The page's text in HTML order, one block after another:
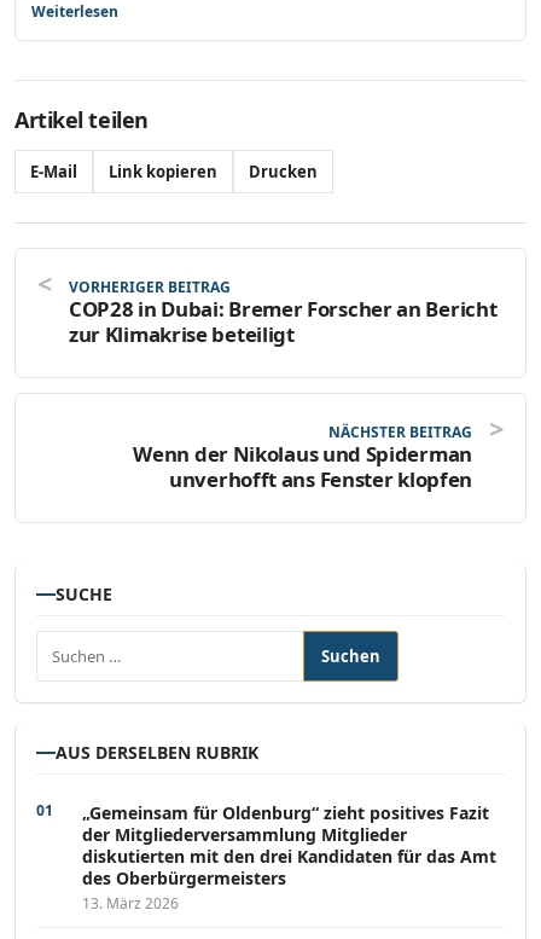
Weiterlesen
Artikel teilen
E-Mail Link kopieren Drucken
VORHERIGER BEITRAG
COP28 in Dubai: Bremer Forscher an Bericht
zur Klimakrise beteiligt
NÄCHSTER BEITRAG
Wenn der Nikolaus und Spiderman
unverhofft ans Fenster klopfen
SUCHE
Suchen nach:
AUS DERSELBEN RUBRIK
„Gemeinsam für Oldenburg“ zieht positives Fazit
der Mitgliederversammlung Mitglieder
diskutierten mit den drei Kandidaten für das Amt
des Oberbürgermeisters
13. März 2026